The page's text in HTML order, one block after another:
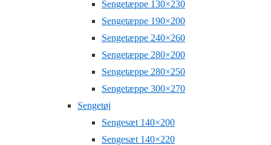
Sengetæppe 130×230
Sengetæppe 190×200
Sengetæppe 240×260
Sengetæppe 280×200
Sengetæppe 280×250
Sengetæppe 300×270
Sengetøj
Sengesæt 140×200
Sengesæt 140×220